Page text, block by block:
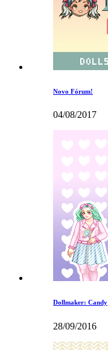
Novo Fórum!
04/08/2017
Dollmaker: Candy
28/09/2016